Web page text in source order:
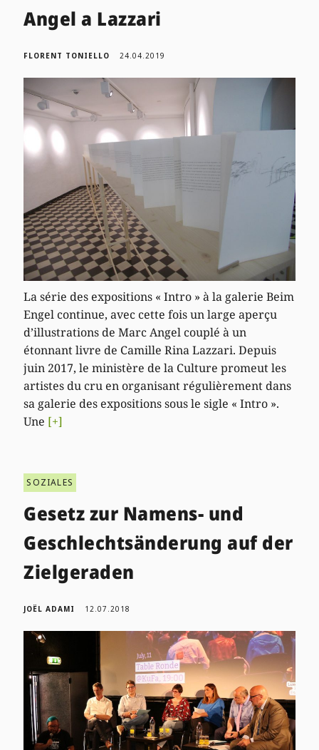
Angel a Lazzari
FLORENT TONIELLO 24.04.2019
La série des expositions « Intro » à la galerie Beim
Engel continue, avec cette fois un large aperçu
d’illustrations de Marc Angel couplé à un
étonnant livre de Camille Rina Lazzari. Depuis
juin 2017, le ministère de la Culture promeut les
artistes du cru en organisant régulièrement dans
sa galerie des expositions sous le sigle « Intro ».
Une [+]
SOZIALES
Gesetz zur Namens- und
Geschlechtsänderung auf der
Zielgeraden
JOËL ADAMI 12.07.2018